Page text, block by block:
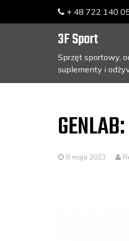
+ 48 722 140
3F Sport
Sprzęt sportowy,
suplementy i
8 maja 2023